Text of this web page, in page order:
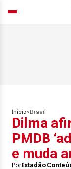
Início> Brasil
Dilma
PMDB
e muda
PorEstadão